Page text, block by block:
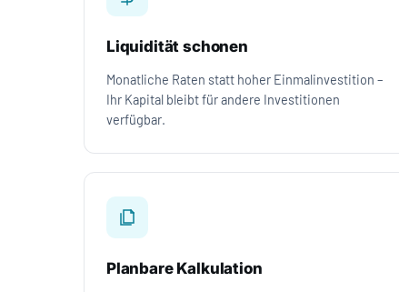
Liquidität schonen
Monatliche Raten statt hoher Einmalinvestition –
Ihr Kapital bleibt für andere Investitionen
verfügbar.
Planbare Kalkulation